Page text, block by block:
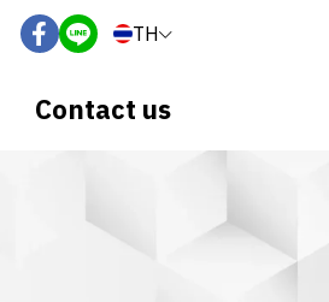
TH
Contact us